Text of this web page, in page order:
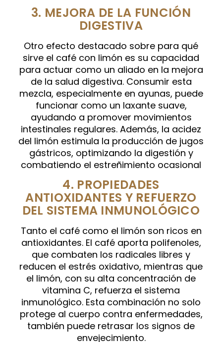
3. MEJORA DE LA FUNCIÓN
DIGESTIVA
Otro efecto destacado sobre para qué
sirve el café con limón es su capacidad
para actuar como un aliado en la mejora
de la salud digestiva. Consumir esta
mezcla, especialmente en ayunas, puede
funcionar como un laxante suave,
ayudando a promover movimientos
intestinales regulares. Además, la acidez
del limón estimula la producción de jugos
gástricos, optimizando la digestión y
combatiendo el estreñimiento ocasional
4. PROPIEDADES
ANTIOXIDANTES Y REFUERZO
DEL SISTEMA INMUNOLÓGICO
Tanto el café como el limón son ricos en
antioxidantes. El café aporta polifenoles,
que combaten los radicales libres y
reducen el estrés oxidativo, mientras que
el limón, con su alta concentración de
vitamina C, refuerza el sistema
inmunológico. Esta combinación no solo
protege al cuerpo contra enfermedades,
también puede retrasar los signos de
envejecimiento.